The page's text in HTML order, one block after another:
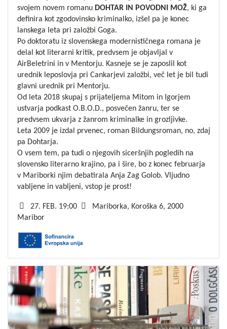
svojem novem romanu DOHTAR IN POVODNI MOŽ, ki ga
definira kot zgodovinsko kriminalko, izšel pa je konec
lanskega leta pri založbi Goga.
Po doktoratu iz slovenskega modernističnega romana je
delal kot literarni kritik, predvsem je objavljal v
AirBeletrini in v Mentorju. Kasneje se je zaposlil kot
urednik leposlovja pri Cankarjevi založbi, več let je bil tudi
glavni urednik pri Mentorju.
Od leta 2018 skupaj s prijateljema Mitom in Igorjem
ustvarja podkast O.B.O.D., posvečen žanru, ter se
predvsem ukvarja z žanrom kriminalke in grozljivke.
Leta 2009 je izdal prvenec, roman Bildungsroman, no, zdaj
pa Dohtarja.
O vsem tem, pa tudi o njegovih siceršnjih pogledih na
slovensko literarno krajino, pa i šire, bo z konec februarja
v Mariborki njim debatirala Anja Zag Golob. Vljudno
vabljene in vabljeni, vstop je prost!
27. FEB. 19:00
Mariborka, Koroška 6, 2000
Maribor